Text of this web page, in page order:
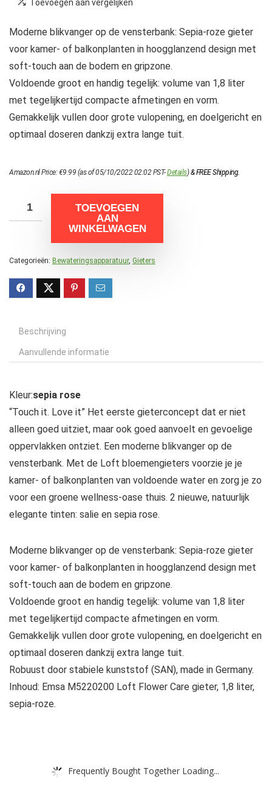
Toevoegen aan vergelijken
Moderne blikvanger op de vensterbank: Sepia-roze gieter
voor kamer- of balkonplanten in hoogglanzend design met
soft-touch aan de bodem en gripzone.
Voldoende groot en handig tegelijk: volume van 1,8 liter
met tegelijkertijd compacte afmetingen en vorm.
Gemakkelijk vullen door grote vulopening, en doelgericht en
optimaal doseren dankzij extra lange tuit.
Amazon.nl Price:€9.99 (as of 05/10/2022 02:02 PST-Details)&FREE Shipping.
TOEVOEGEN
AAN
WINKELWAGEN
Categorieën: Bewateringsapparatuur, Gieters
Beschrijving
Aanvullende informatie
Kleur:sepia rose
“Touch it. Love it” Het eerste gieterconcept dat er niet
alleen goed uitziet, maar ook goed aanvoelt en gevoelige
oppervlakken ontziet. Een moderne blikvanger op de
vensterbank. Met de Loft bloemengieters voorzie je je
kamer- of balkonplanten van voldoende water en zorg je zo
voor een groene wellness-oase thuis. 2 nieuwe, natuurlijk
elegante tinten: salie en sepia rose.
Moderne blikvanger op de vensterbank: Sepia-roze gieter
voor kamer- of balkonplanten in hoogglanzend design met
soft-touch aan de bodem en gripzone.
Voldoende groot en handig tegelijk: volume van 1,8 liter
met tegelijkertijd compacte afmetingen en vorm.
Gemakkelijk vullen door grote vulopening, en doelgericht en
optimaal doseren dankzij extra lange tuit.
Robuust door stabiele kunststof (SAN), made in Germany.
Inhoud: Emsa M5220200 Loft Flower Care gieter, 1,8 liter,
sepia-roze.
Frequently Bought Together Loading...